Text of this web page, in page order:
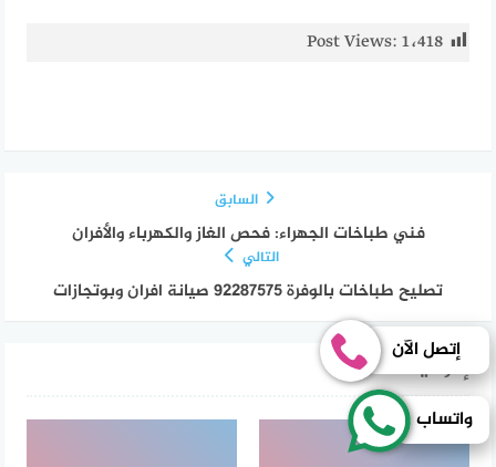
Post Views: 1٬418
السابق
فني طباخات الجهراء: فحص الغاز والكهرباء والأفران
التالي
تصليح طباخات بالوفرة 92287575 صيانة افران وبوتجازات
إقرأ أيضا
إتصل الآن
واتساب